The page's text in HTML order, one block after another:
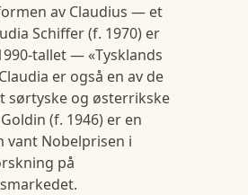
av Claudius — et
Schiffer (f. 1970) er
tallet — «Tysklands
er også en av de
sørtyske og østerrikske
(f. 1946) er en
vant Nobelprisen i
på